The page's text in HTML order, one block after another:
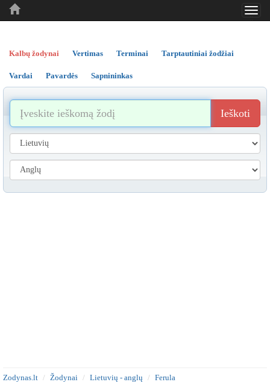
..
..
Kalbų žodynai Vertimas Terminai Tarptautiniai žodžiai
Vardai Pavardės Sapnininkas
Ieškoti
Zodynas.lt Žodynai Lietuvių - anglų Ferula